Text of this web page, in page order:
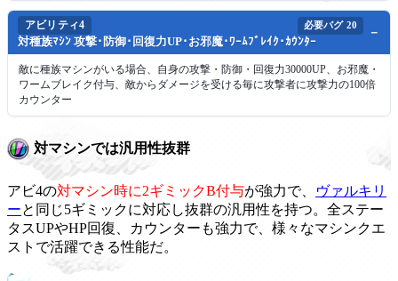
アビリティ4 必要バグ 20
対種族ﾏｼﾝ 攻撃･防御･回復力UP･お邪魔･ﾜｰﾑﾌﾞﾚｲｸ･ｶｳﾝﾀｰ
敵に種族マシンがいる場合、自身の攻撃・防御・回復力30000UP、お邪魔・
ワームブレイク付与、敵からダメージを受ける毎に攻撃者に攻撃力の100倍
カウンター
対マシンでは汎用性抜群
アビ4の対マシン時に2ギミックB付与が強力で、
ヴァルキリ
ーと同じ5ギミックに対応し抜群の汎用性を持つ。全ステー
タスUPやHP回復、カウンターも強力で、様々なマシンクエ
ストで活躍できる性能だ。